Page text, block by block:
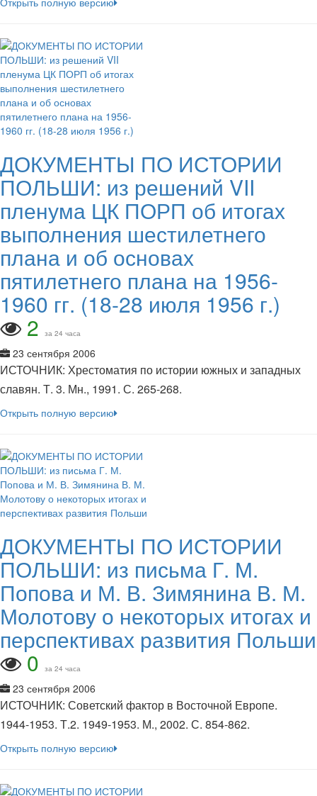
ДОКУМЕНТЫ ПО ИСТОРИИ
ПОЛЬШИ: из решений VII
пленума ЦК ПОРП об итогах
выполнения шестилетнего
плана и об основах
пятилетнего плана на 1956-
1960 гг. (18-28 июля 1956 г.)
2 за 24 часа
23 сентября 2006
ИСТОЧНИК: Хрестоматия по истории южных и западных
славян. Т. 3. Мн., 1991. С. 265-268.
Открыть полную версию
ДОКУМЕНТЫ ПО ИСТОРИИ
ПОЛЬШИ: из письма Г. М.
Попова и М. В. Зимянина В. М.
Молотову о некоторых итогах и
перспективах развития Польши
0 за 24 часа
23 сентября 2006
ИСТОЧНИК: Советский фактор в Восточной Европе.
1944-1953. Т.2. 1949-1953. М., 2002. С. 854-862.
Открыть полную версию